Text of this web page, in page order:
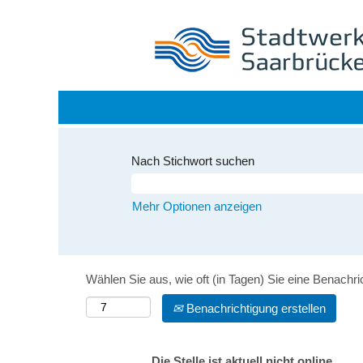
Nach Stichwort suchen
Mehr Optionen anzeigen
Wählen Sie aus, wie oft (in Tagen) Sie eine
Benachrichtigung erstellen